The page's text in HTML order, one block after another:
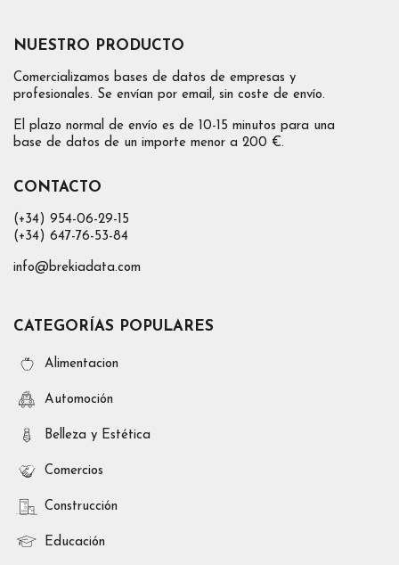
NUESTRO PRODUCTO
Comercializamos bases de datos de empresas y
profesionales. Se envían por email, sin coste de envío.
El plazo normal de envío es de 10-15 minutos para una
base de datos de un importe menor a 200 €.
CONTACTO
(+34) 954-06-29-15
(+34) 647-76-53-84
info@brekiadata.com
CATEGORÍAS POPULARES
Alimentacion
Automoción
Belleza y Estética
Comercios
Construcción
Educación